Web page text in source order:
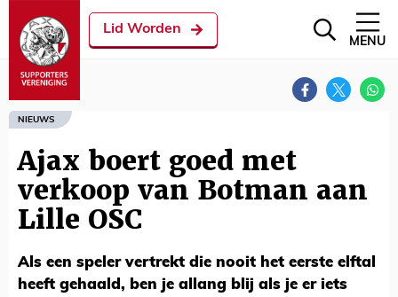
Lid Worden
MENU
NIEUWS
Ajax boert goed met
verkoop van Botman aan
Lille OSC
Als een speler vertrekt die nooit het eerste elftal
heeft gehaald, ben je allang blij als je er iets